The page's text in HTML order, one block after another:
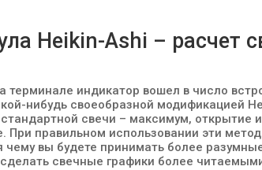
Heikin-Ashi – расчет
терминале индикатор вошел в число
нибудь своеобразной модификацией
свечи – максимум, открытие
При правильном использовании эти
чему вы будете принимать более
свечные графики более